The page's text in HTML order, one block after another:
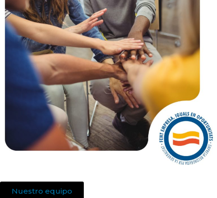
Nuestro equipo